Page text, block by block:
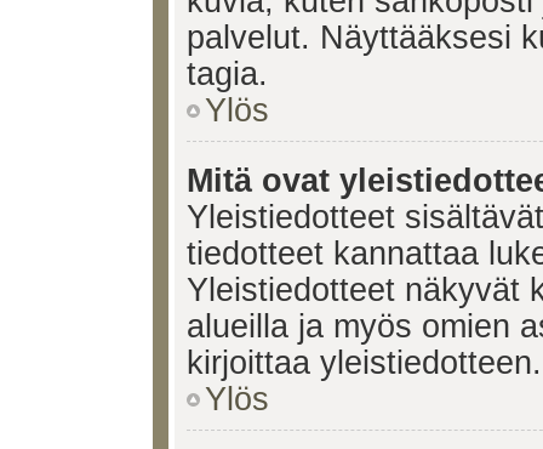
palvelut. Näyttääksesi
tagia.
Ylös
Mitä ovat
Yleistiedotteet
tiedotteet kannattaa
Yleistiedotteet näkyvät
alueilla ja myös omien
kirjoittaa
Ylös